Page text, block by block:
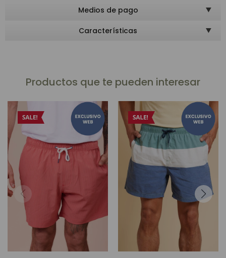
Medios de pago
Características
Productos que te pueden interesar